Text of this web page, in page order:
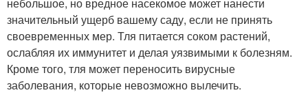
значительный ущерб вашему саду, если не принять
своевременных мер. Тля питается соком растений,
ослабляя их иммунитет и делая уязвимыми к болезням.
Кроме того, тля может переносить вирусные
заболевания, которые невозможно вылечить.